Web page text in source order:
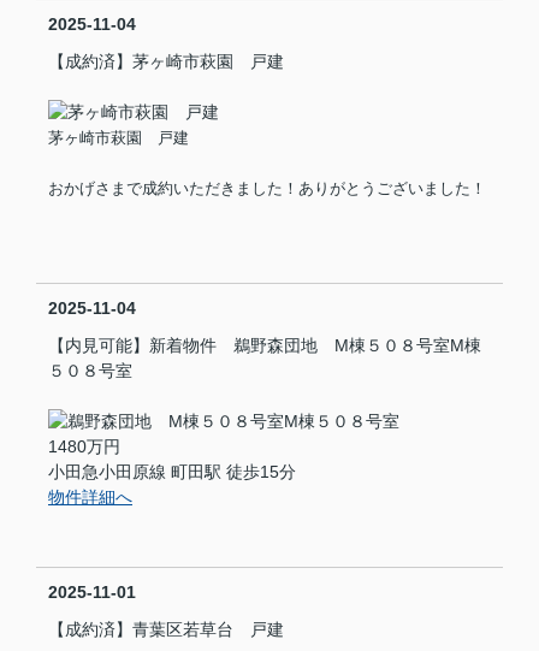
2025-11-04
【成約済】茅ヶ崎市萩園 戸建
茅ヶ崎市萩園 戸建
おかげさまで成約いただきました！ありがとうございました！
2025-11-04
【内見可能】新着物件 鵜野森団地 M棟５０８号室M棟
５０８号室
1480万円
小田急小田原線 町田駅 徒歩15分
物件詳細へ
2025-11-01
【成約済】青葉区若草台 戸建